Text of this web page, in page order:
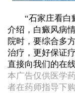
“石家庄看白癜
介绍，白癜风病
院时，要综合多
治疗，更好保证
直接向我们的在
本广告仅供医学
者在药师指导下